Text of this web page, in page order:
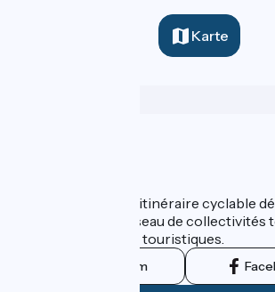
Karte
ViaRhôna est un itinéraire cyclable
promu par un réseau de
leurs institutions touristiques.
Instagram